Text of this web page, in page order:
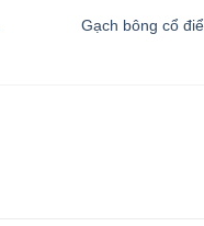
Gạch bông cổ